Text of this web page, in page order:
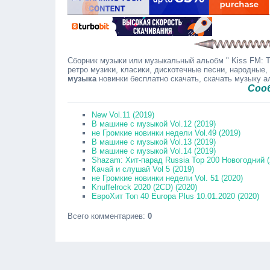
Сборник музыки или музыкальный альобм " Kiss FM:
ретро музики, класики, дискотечные песни,
музыкановинки бесплатно скачать, скачать
New Vol.11 (2019)
В машине с музыкой Vol.12 (2019)
не Громкие новинки недели Vol.49 (2019)
В машине с музыкой Vol.13 (2019)
В машине с музыкой Vol.14 (2019)
Shazam: Хит-парад Russia Top 200 Новогодний
Качай и слушай Vol 5 (2019)
не Громкие новинки недели Vol. 51 (2020)
Knuffelrock 2020 (2CD) (2020)
ЕвроХит Топ 40 Europa Plus 10.01.2020 (2020)
Всего комментариев: 0